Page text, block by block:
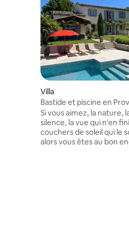
Villa
Bastide et piscine en
Si vous aimez, la nature,
silence, la vue qui n'en
couchers de soleil qui le
alors vous êtes au bon